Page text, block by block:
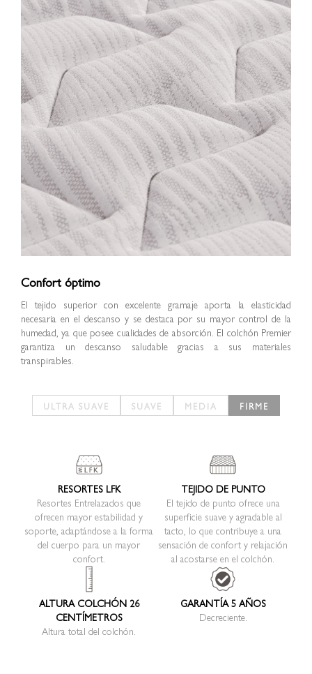
Confort óptimo
El tejido superior con excelente gramaje aporta la elasticidad
necesaria en el descanso y se destaca por su mayor control de la
humedad, ya que posee cualidades de absorción. El colchón Premier
garantiza un descanso saludable gracias a sus materiales
transpirables.
RESORTES LFK
Resortes Entrelazados que
ofrecen mayor estabilidad y
soporte, adaptándose a la forma
del cuerpo para un mayor
confort.
TEJIDO DE PUNTO
El tejido de punto ofrece una
superficie suave y agradable al
tacto, lo que contribuye a una
sensación de confort y relajación
al acostarse en el colchón.
ALTURA COLCHÓN 26
CENTÍMETROS
Altura total del colchón.
GARANTÍA 5 AÑOS
Decreciente.